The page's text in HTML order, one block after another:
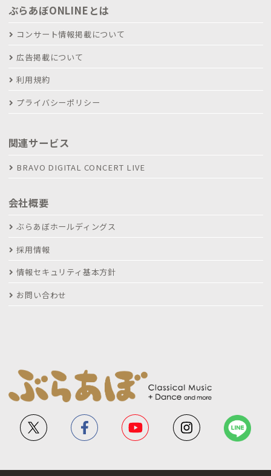
ぶらあぼONLINEとは
コンサート情報掲載について
広告掲載について
利用規約
プライバシーポリシー
関連サービス
BRAVO DIGITAL CONCERT LIVE
会社概要
ぶらあぼホールディングス
採用情報
情報セキュリティ基本方針
お問い合わせ